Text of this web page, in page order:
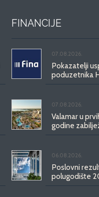
FINANCIJE
07.08.2026.
Pokazatelji
poduzetnika
07.08.2026.
Valamar u
godine
06.08.2026.
Poslovni
polugodište